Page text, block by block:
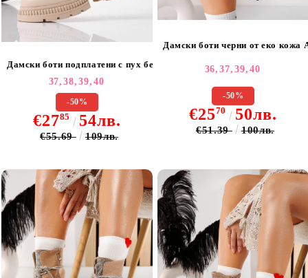
Дамски боти подплатени с пух бежови от еко кожа Joplin #22775
37, 38, 39, 40
-50%
€2785 54лв.
€55.69 109лв.
Дамски боти черни от еко кожа
36, 37, 39, 40
-50%
€2570 50лв.
€51.39 100лв.